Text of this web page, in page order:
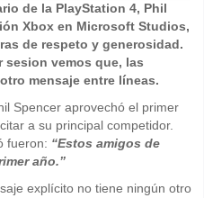
de la PlayStation 4, Phil
Xbox en Microsoft Studios,
de respeto y generosidad.
vemos que, las
mensaje entre líneas.
Spencer aprovechó el primer
a su principal competidor.
fueron: “Estos amigos de
año.”
explícito no tiene ningún otro